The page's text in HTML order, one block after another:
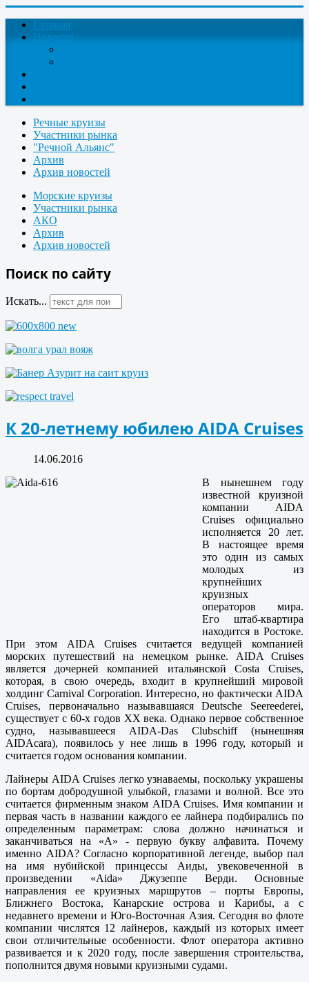
Главная
Новости
Речные круизы
Участники рынка
"Речной Альянс"
Архив
Архив новостей
Морские круизы
Участники рынка
АКО
Архив
Архив новостей
Поиск по сайту
Искать...
К 20-летнему юбилею AIDA Cruises
14.06.2016
В нынешнем году
известной круизной
компании AIDA
Cruises официально
исполняется 20 лет.
В настоящее время
это один из самых
молодых из
крупнейших
круизных
операторов мира.
Его штаб-квартира
находится в Ростоке.
При этом AIDA Cruises считается ведущей компанией
морских путешествий на немецком рынке. AIDA Cruises
является дочерней компанией итальянской Costa Cruises,
которая, в свою очередь, входит в крупнейший мировой
холдинг Carnival Corporation. Интересно, но фактически AIDA
Cruises, первоначально называвшаяся Deutsche Seereederei,
существует с 60-х годов XX века. Однако первое собственное
судно, называвшееся AIDA-Das Clubschiff (нынешняя
AIDAcara), появилось у нее лишь в 1996 году, который и
считается годом основания компании.
Лайнеры AIDA Cruises легко узнаваемы, поскольку украшены
по бортам добродушной улыбкой, глазами и волной. Все это
считается фирменным знаком AIDA Cruises. Имя компании и
первая часть в названии каждого ее лайнера подбирались по
определенным параметрам: слова должно начинаться и
заканчиваться на «А» - первую букву алфавита. Почему
именно AIDA? Согласно корпоративной легенде, выбор пал
на имя нубийской принцессы Аиды, увековеченной в
произведении «Aida» Джузеппе Верди. Основные
направления ее круизных маршрутов – порты Европы,
Ближнего Востока, Канарские острова и Карибы, а с
недавнего времени и Юго-Восточная Азия. Сегодня во флоте
компании числятся 12 лайнеров, каждый из которых имеет
свои отличительные особенности. Флот оператора активно
развивается и к 2020 году, после завершения строительства,
пополнится двумя новыми круизными судами.